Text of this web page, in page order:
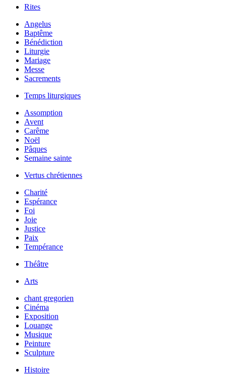
Rites
Angelus
Baptême
Bénédiction
Liturgie
Mariage
Messe
Sacrements
Temps liturgiques
Assomption
Avent
Carême
Noël
Pâques
Semaine sainte
Vertus chrétiennes
Charité
Espérance
Foi
Joie
Justice
Paix
Tempérance
Théâtre
Arts
chant gregorien
Cinéma
Exposition
Louange
Musique
Peinture
Sculpture
Histoire